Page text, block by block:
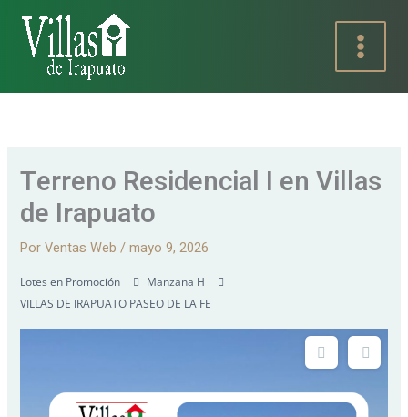
contenido
Terreno Residencial I en Villas
de Irapuato
PorVentas Web/mayo 9, 2026
Lotes en Promoción
Manzana H
VILLAS DE IRAPUATO PASEO DE LA FE